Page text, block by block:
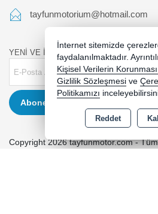
tayfunmotorium@hotmail.com
YENİ VE İNDİRİMLİ ÜRÜNLERDEN
Abone Ol
Copyright 2026 tayfunmotor.com - Tüm
İnternet sitemizde
faydalanılmaktadır.
Kişisel Verilerin
Gizlilik Sözleşmesi ve
Politikamızı
Reddet